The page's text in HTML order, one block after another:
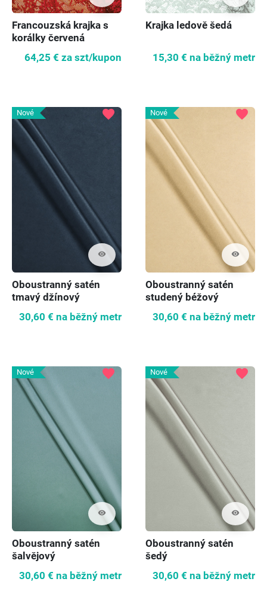
Francouzská krajka s
korálky červená
64,25 € za szt/kupon
Krajka ledově šedá
15,30 € na běžný metr
Nové
visibility
favorite
Oboustranný satén
tmavý džínový
30,60 € na běžný metr
Nové
visibility
favorite
Oboustranný satén
studený béžový
30,60 € na běžný metr
Nové
visibility
favorite
Oboustranný satén
šalvějový
30,60 € na běžný metr
Nové
visibility
favorite
Oboustranný satén
šedý
30,60 € na běžný metr